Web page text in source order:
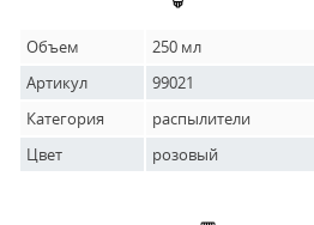
Объем
250 мл
Артикул
99021
Категория
распылители
Цвет
розовый